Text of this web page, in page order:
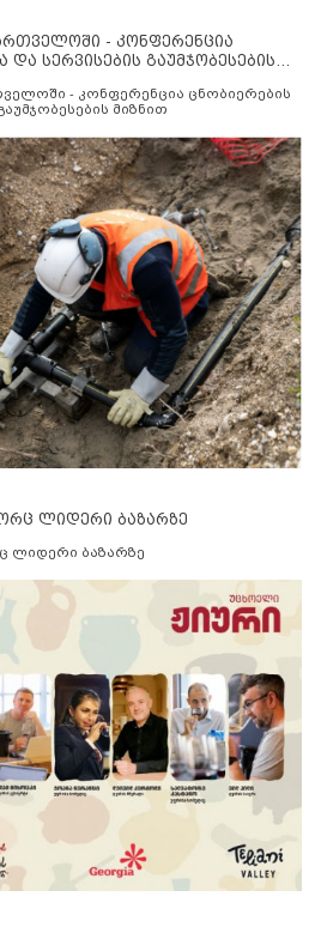
- კონფერენცია
და სერვისების გაუმჯობესების
- კონფერენცია ცნობიერების
მიზნით
ლიდერი ბაზარზე
ლიდერი ბაზარზე